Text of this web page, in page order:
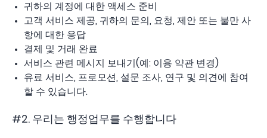
귀하의 계정에 대한 액세스 준비
고객 서비스 제공, 귀하의 문의, 요청, 제안 또는 불만 사
항에 대한 응답
결제 및 거래 완료
서비스 관련 메시지 보내기(예: 이용 약관 변경)
유료 서비스, 프로모션, 설문 조사, 연구 및 의견에 참여
할 수 있습니다.
#2. 우리는 행정업무를 수행합니다